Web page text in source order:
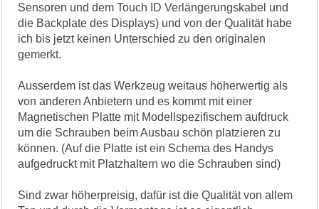
Sensoren und dem Touch ID Verlängerungskabel und
die Backplate des Displays) und von der Qualität habe
ich bis jetzt keinen Unterschied zu den originalen
gemerkt.
Ausserdem ist das Werkzeug weitaus höherwertig als
von anderen Anbietern und es kommt mit einer
Magnetischen Platte mit Modellspezifischem aufdruck
um die Schrauben beim Ausbau schön platzieren zu
können. (Auf die Platte ist ein Schema des Handys
aufgedruckt mit Platzhaltern wo die Schrauben sind)
Sind zwar höherpreisig, dafür ist die Qualität von allem